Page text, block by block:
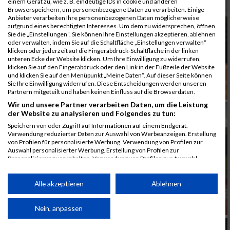
Browserspeichern, um personenbezogene Daten zu verarbeiten. Einige
Anbieter verarbeiten Ihre personenbezogenen Daten möglicherweise
aufgrund eines berechtigten Interesses. Um dem zu widersprechen, öffnen
Sie die „Einstellungen“. Sie können Ihre Einstellungen akzeptieren, ablehnen
oder verwalten, indem Sie auf die Schaltfläche „Einstellungen verwalten“
klicken oder jederzeit auf die Fingerabdruck-Schaltfläche in der linken
unteren Ecke der Website klicken. Um Ihre Einwilligung zu widerrufen,
klicken Sie auf den Fingerabdruck oder den Link in der Fußzeile der Website
und klicken Sie auf den Menüpunkt „Meine Daten“. Auf dieser Seite können
Sie Ihre Einwilligung widerrufen. Diese Entscheidungen werden unseren
Partnern mitgeteilt und haben keinen Einfluss auf die Browserdaten.
Wir und unsere Partner verarbeiten Daten, um die Leistung
der Website zu analysieren und Folgendes zu tun:
Speichern von oder Zugriff auf Informationen auf einem Endgerät.
Verwendung reduzierter Daten zur Auswahl von Werbeanzeigen. Erstellung
von Profilen für personalisierte Werbung. Verwendung von Profilen zur
Auswahl personalisierter Werbung. Erstellung von Profilen zur
Personalisierung von Inhalten. Verwendung von Profilen zur Auswahl
Performance von Inhalten. Analyse von Zielgruppen durch Statistiken oder
Kombinationen von Daten aus verschiedenen Quellen. Entwicklung und
von Inhalten.
Daten können außerhalb der Europäischen Union weitergegeben und in die
Alle akzeptieren Ablehnen
Nein, anpassen